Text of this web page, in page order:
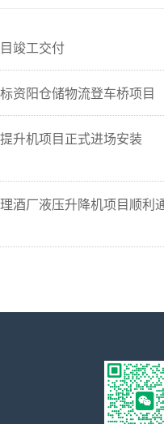
竣工交付
资阳仓储物流登车桥项目
升机项目正式进场安装
酒厂液压升降机项目顺利